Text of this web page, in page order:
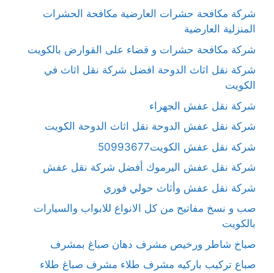
شركة مكافحة حشرات العارضية مكافحة الحشرات
المنزلية العارضية
شركة مكافحة حشرات و قضاء على القوارض بالكويت
شركة نقل اثاث الدوحة افضل شركة نقل اثاث في
الكويت
شركة نقل عفش الجهراء
شركة نقل عفش الدوحة نقل اثاث الدوحة الكويت
شركة نقل عفش الكويت50993677
شركة نقل عفش اليرموك أفضل شركة نقل عفش
شركة نقل عفش وأثاث حولي فوري
صب و نسخ مفاتيح من كل الانواع للابواب والسيارات
بالكويت
صباخ شاطر ورخيص مشرف دهان صباغ بمشرف
صباع تركيب باركيه مشرف طلاء مشرف صباغ طلاء